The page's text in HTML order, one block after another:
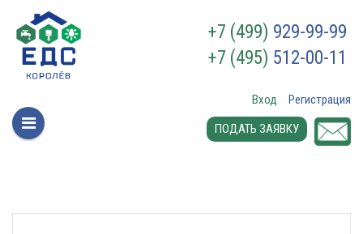
+7 (499) 929-99-99
+7 (495) 512-00-11
Вход
Регистрация
ПОДАТЬ ЗАЯВКУ